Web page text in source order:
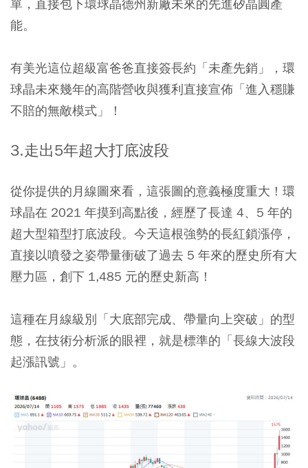
單，直接包下環球晶德州新廠未來的先進矽晶圓產
能。
有美光這位超級富爸爸直接簽長約「未產先銷」，環
球晶未來幾年的高階營收與獲利直接宣佈「進入穩賺
不賠的無敵模式」！
3.走出5年超大打底波段
從你提供的月線圖來看，這張圖的意義極度重大！環
球晶在 2021 年摸到高點後，經歷了長達 4、5 年的
超大型箱型打底波段。今天這根強勢的長紅鎖漲停，
直接以噴發之姿帶量衝破了過去 5 年來的歷史所有大
壓力區，創下 1,485 元的歷史新高！
這種在月線級別「大底部完成、帶量向上突破」的型
態，在技術分析派的眼裡，就是標準的「長線大波段
起漲訊號」。